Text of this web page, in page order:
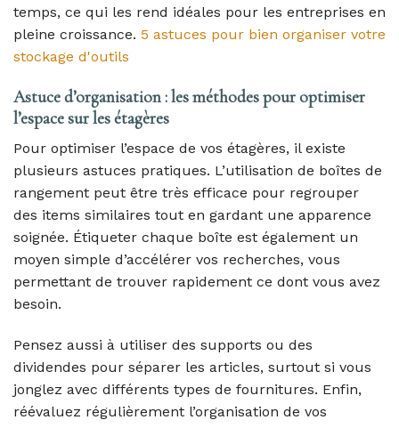
temps, ce qui les rend idéales pour les entreprises en
pleine croissance. 5 astuces pour bien organiser votre
stockage d'outils
Astuce d’organisation : les méthodes pour optimiser
l’espace sur les étagères
Pour optimiser l’espace de vos étagères, il existe
plusieurs astuces pratiques. L’utilisation de boîtes de
rangement peut être très efficace pour regrouper
des items similaires tout en gardant une apparence
soignée. Étiqueter chaque boîte est également un
moyen simple d’accélérer vos recherches, vous
permettant de trouver rapidement ce dont vous avez
besoin.
Pensez aussi à utiliser des supports ou des
dividendes pour séparer les articles, surtout si vous
jonglez avec différents types de fournitures. Enfin,
réévaluez régulièrement l’organisation de vos